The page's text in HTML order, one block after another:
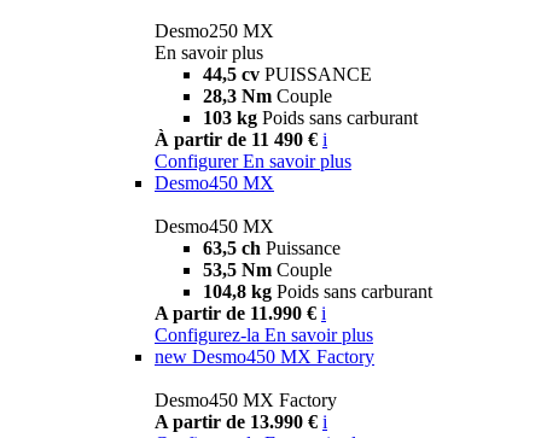
Desmo250 MX
En savoir plus
44,5 cv PUISSANCE
28,3 Nm Couple
103 kg Poids sans carburant
À partir de 11 490 € i
Configurer En savoir plus
Desmo450 MX
Desmo450 MX
63,5 ch Puissance
53,5 Nm Couple
104,8 kg Poids sans carburant
A partir de 11.990 € i
Configurez-la En savoir plus
new Desmo450 MX Factory
Desmo450 MX Factory
A partir de 13.990 € i